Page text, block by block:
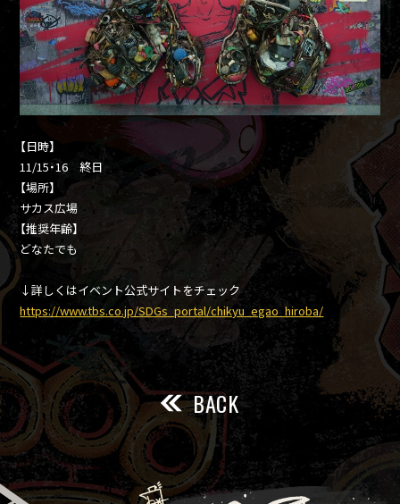
【日時】
11/15・16 終日
【場所】
サカス広場
【推奨年齢】
どなたでも
↓詳しくはイベント公式サイトをチェック
https://www.tbs.co.jp/SDGs_portal/chikyu_egao_hiroba/
BACK